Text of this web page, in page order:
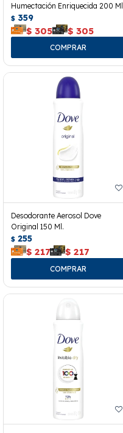
Humectación Enriquecida 200
$ 359
$ 305 $ 305
Desodorante Aerosol Dove
Original 150 Ml.
$ 255
$ 217 $ 217